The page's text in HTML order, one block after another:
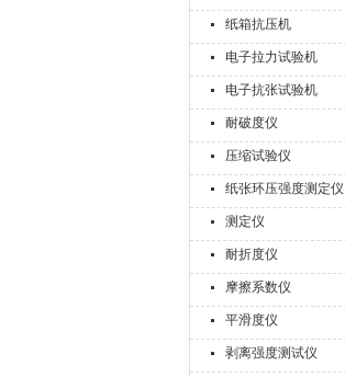
纸箱抗压机
电子拉力试验机
电子抗张试验机
耐破度仪
压缩试验仪
纸张环压强度测定仪
测定仪
耐折度仪
摩擦系数仪
平滑度仪
剥离强度测试仪